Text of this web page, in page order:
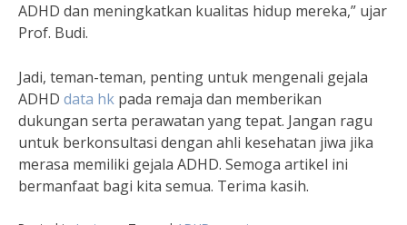
ADHD dan meningkatkan kualitas hidup mereka,” ujar
Prof. Budi.
Jadi, teman-teman, penting untuk mengenali gejala
ADHD data hk pada remaja dan memberikan
dukungan serta perawatan yang tepat. Jangan ragu
untuk berkonsultasi dengan ahli kesehatan jiwa jika
merasa memiliki gejala ADHD. Semoga artikel ini
bermanfaat bagi kita semua. Terima kasih.